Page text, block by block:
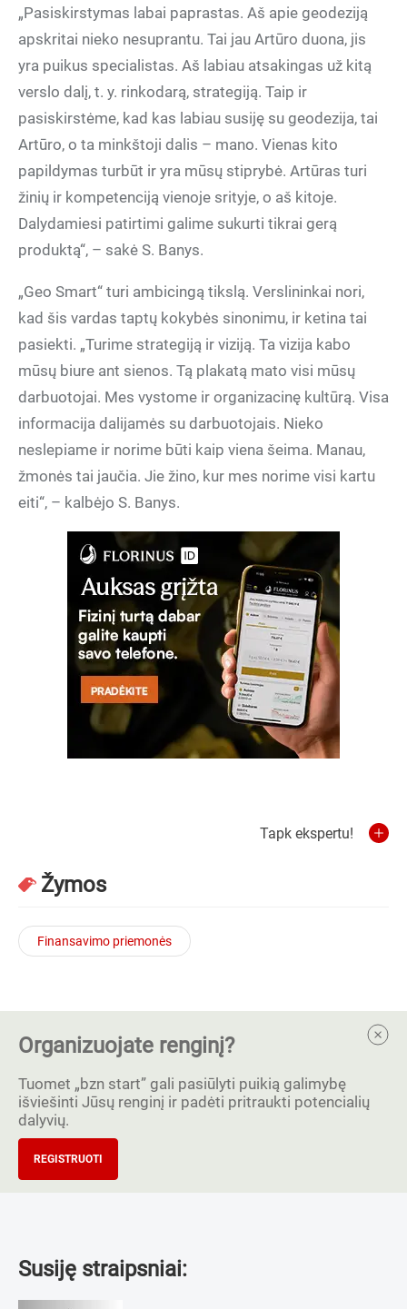
„Pasiskirstymas labai paprastas. Aš apie geodeziją
apskritai nieko nesuprantu. Tai jau Artūro duona, jis
yra puikus specialistas. Aš labiau atsakingas už kitą
verslo dalį, t. y. rinkodarą, strategiją. Taip ir
pasiskirstėme, kad kas labiau susiję su geodezija, tai
Artūro, o ta minkštoji dalis – mano. Vienas kito
papildymas turbūt ir yra mūsų stiprybė. Artūras turi
žinių ir kompetenciją vienoje srityje, o aš kitoje.
Dalydamiesi patirtimi galime sukurti tikrai gerą
produktą“, – sakė S. Banys.
„Geo Smart“ turi ambicingą tikslą. Verslininkai nori,
kad šis vardas taptų kokybės sinonimu, ir ketina tai
pasiekti. „Turime strategiją ir viziją. Ta vizija kabo
mūsų biure ant sienos. Tą plakatą mato visi mūsų
darbuotojai. Mes vystome ir organizacinę kultūrą. Visa
informacija dalijamės su darbuotojais. Nieko
neslepiame ir norime būti kaip viena šeima. Manau,
žmonės tai jaučia. Jie žino, kur mes norime visi kartu
eiti“, – kalbėjo S. Banys.
Tapk ekspertu!
Žymos
Finansavimo priemonės
Organizuojate renginį?
Tuomet „bzn start” gali pasiūlyti puikią galimybę
išviešinti Jūsų renginį ir padėti pritraukti potencialių
dalyvių.
REGISTRUOTI
Susiję straipsniai: